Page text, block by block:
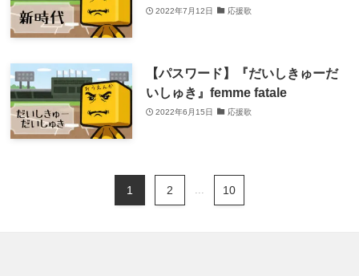
2022年7月12日 応援歌
【パスワード】『だいしきゅーだ
いしゅき』femme fatale
2022年6月15日 応援歌
1 2 ... 10